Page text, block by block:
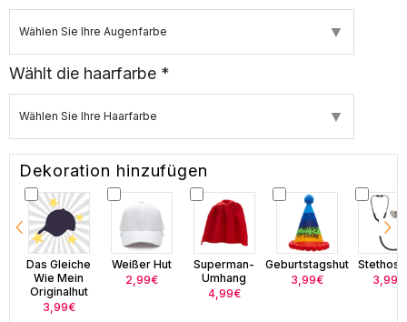
Wählen Sie Ihre Augenfarbe ▼
Wählt die haarfarbe *
Wählen Sie Ihre Haarfarbe ▼
Dekoration hinzufügen
Das Gleiche
Wie Mein
Originalhut
3,99€
Weißer Hut
2,99€
Superman-
Umhang
4,99€
Geburtstagshut
3,99€
3,99€